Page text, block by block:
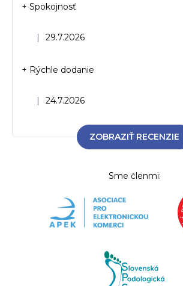
Hodnotenie obchodu je 5 z 5
| 29.7.2026
+ Spokojnosť
Hodnotenie obchodu je 5 z 5
| 24.7.2026
+ Rýchle dodanie
ZOBRAZIŤ RECENZIE
Sme členmi: